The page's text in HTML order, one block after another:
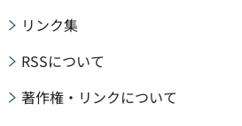
リンク集
RSSについて
著作権・リンクについて